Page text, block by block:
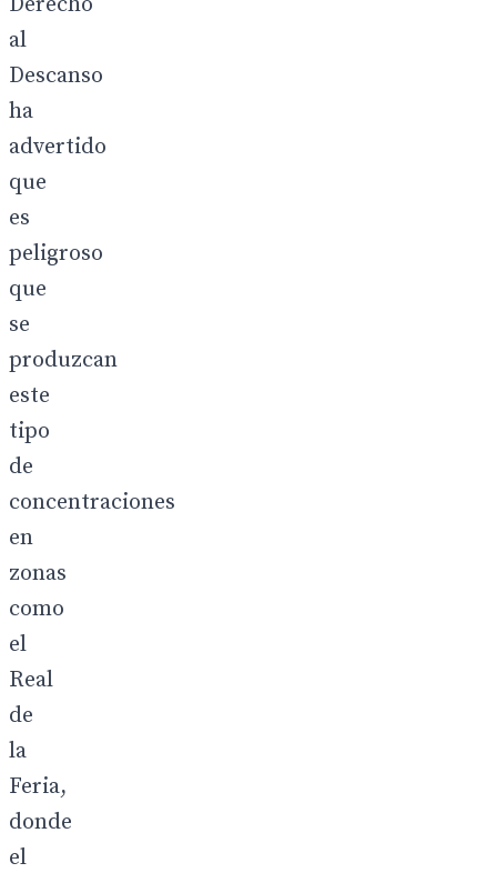
al
Descanso
ha
advertido
que
es
peligroso
que
se
produzcan
este
tipo
de
concentraciones
en
zonas
como
el
Real
de
la
Feria,
donde
el